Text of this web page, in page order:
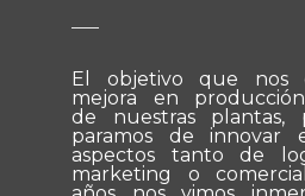
El objetivo que nos
mejora en
de nuestras plantas,
paramos de innovar
aspectos tanto de
marketing o